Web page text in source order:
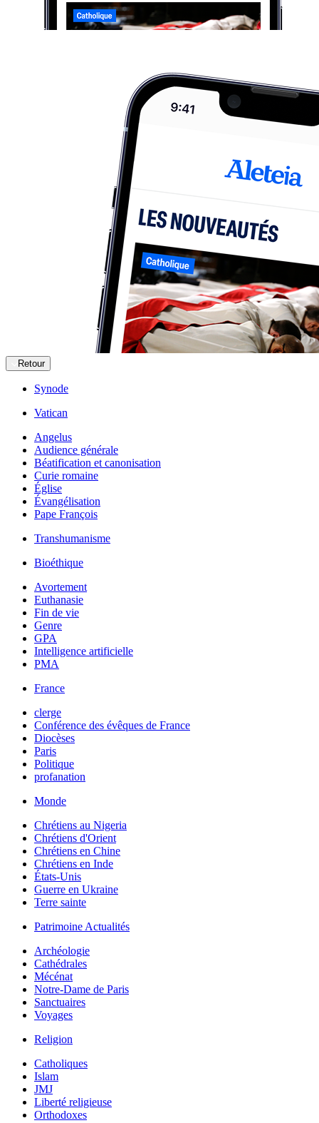
Retour
Synode
Vatican
Angelus
Audience générale
Béatification et canonisation
Curie romaine
Église
Évangélisation
Pape François
Transhumanisme
Bioéthique
Avortement
Euthanasie
Fin de vie
Genre
GPA
Intelligence artificielle
PMA
France
clerge
Conférence des évêques de France
Diocèses
Paris
Politique
profanation
Monde
Chrétiens au Nigeria
Chrétiens d'Orient
Chrétiens en Chine
Chrétiens en Inde
États-Unis
Guerre en Ukraine
Terre sainte
Patrimoine Actualités
Archéologie
Cathédrales
Mécénat
Notre-Dame de Paris
Sanctuaires
Voyages
Religion
Catholiques
Islam
JMJ
Liberté religieuse
Orthodoxes